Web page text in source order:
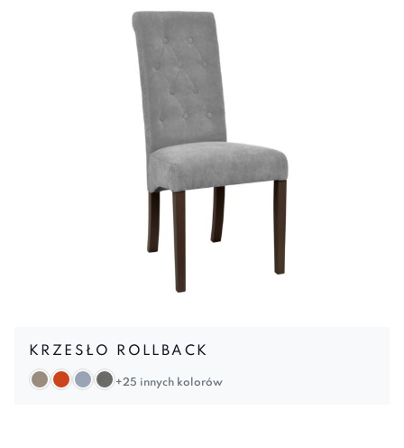
KRZESŁO ROLLBACK
+25 innych kolorów